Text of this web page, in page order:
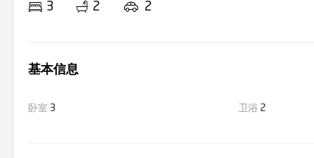
3 2 2
基本信息
卧室 3 卫浴 2